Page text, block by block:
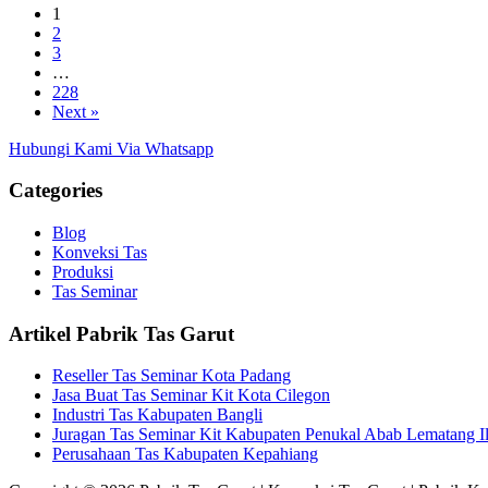
1
2
3
…
228
Next »
Hubungi Kami Via Whatsapp
Categories
Blog
Konveksi Tas
Produksi
Tas Seminar
Artikel Pabrik Tas Garut
Reseller Tas Seminar Kota Padang
Jasa Buat Tas Seminar Kit Kota Cilegon
Industri Tas Kabupaten Bangli
Juragan Tas Seminar Kit Kabupaten Penukal Abab Lematang
Perusahaan Tas Kabupaten Kepahiang